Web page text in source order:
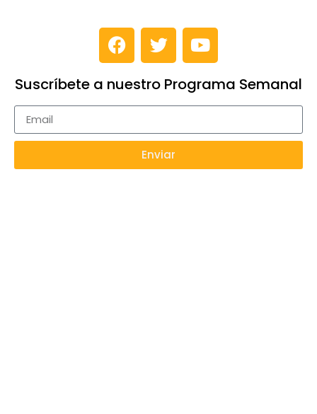
Suscríbete a nuestro Programa Semanal
Enviar